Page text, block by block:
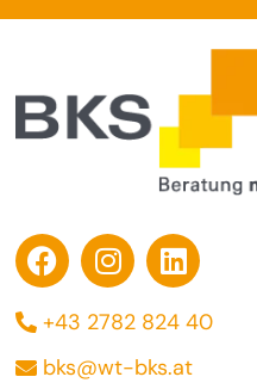
+43 2782 824 40
bks@wt-bks.at